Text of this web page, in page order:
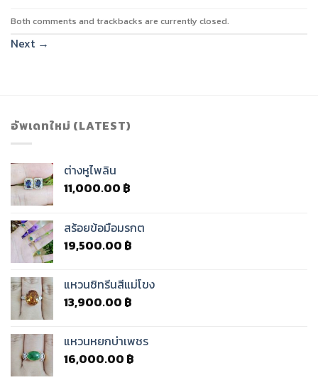
Both comments and trackbacks are currently closed.
Next →
อัพเดทใหม่ (LATEST)
ต่างหูไพลิน
11,000.00 ฿
สร้อยข้อมือมรกต
19,500.00 ฿
แหวนซิทรีนสีแม่โขง
13,900.00 ฿
แหวนหยกบ่าเพชร
16,000.00 ฿